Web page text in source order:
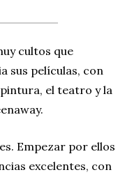
cultos que
sus películas, con
el teatro y la
Empezar por ellos
excelentes, con